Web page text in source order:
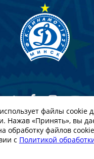
Клуб Динамо-
частичном
файлы cookie
Нажав «Принять», вы
обработку файлов
с Политикой